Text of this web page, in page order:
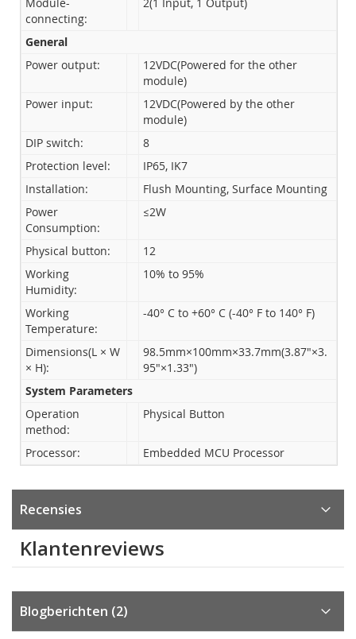
connecting:
General
Power output:
12VDC(Powered for the other
module)
Power input:
12VDC(Powered by the other
module)
DIP switch:
8
Protection level:
IP65, IK7
Installation:
Flush Mounting, Surface Mounting
Power
Consumption:
≤2W
Physical button:
12
Working
Humidity:
10% to 95%
Working
Temperature:
-40° C to +60° C (-40° F to 140° F)
Dimensions(L × W
× H):
98.5mm×100mm×33.7mm(3.87"×3.
95"×1.33")
System Parameters
Operation
method:
Physical Button
Processor: Embedded MCU Processor
Recensies
Klantenreviews
Blogberichten (2)